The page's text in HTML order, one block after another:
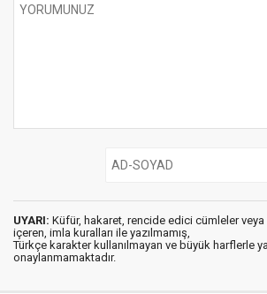
UYARI: Küfür, hakaret, rencide edici cümleler veya
içeren, imla kuralları ile yazılmamış,
Türkçe karakter kullanılmayan ve büyük harflerle
onaylanmamaktadır.